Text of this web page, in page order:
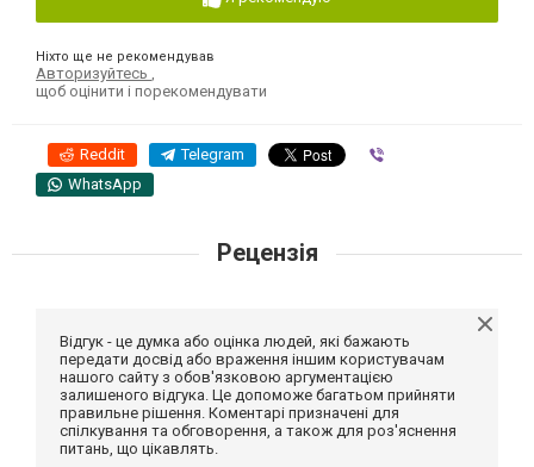
Ніхто ще не рекомендував
Авторизуйтесь
щоб оцінити і порекомендувати
Reddit Telegram
WhatsApp
Рецензія
Відгук - це думка або оцінка людей, які бажають
передати досвід або враження іншим користувачам
нашого сайту з обов'язковою аргументацією
залишеного відгука. Це допоможе багатьом прийняти
правильне рішення. Коментарі призначені для
спілкування та обговорення, а також для роз'яснення
питань, що цікавлять.